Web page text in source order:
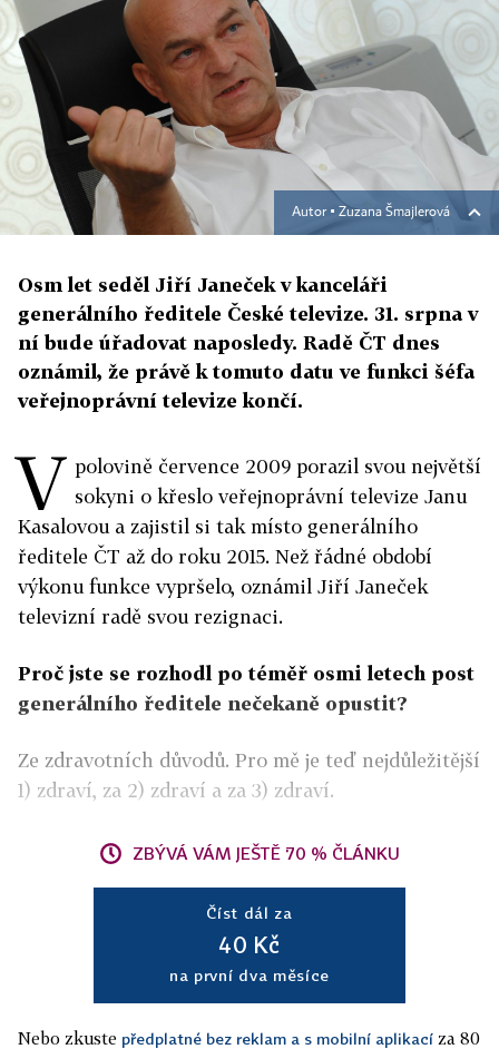
Autor ▪ Zuzana Šmajlerová
Osm let seděl Jiří Janeček v kanceláři
generálního ředitele České televize. 31. srpna v
ní bude úřadovat naposledy. Radě ČT dnes
oznámil, že právě k tomuto datu ve funkci šéfa
veřejnoprávní televize končí.
V polovině července 2009 porazil svou největší
sokyni o křeslo veřejnoprávní televize Janu
Kasalovou a zajistil si tak místo generálního
ředitele ČT až do roku 2015. Než řádné období
výkonu funkce vypršelo, oznámil Jiří Janeček
televizní radě svou rezignaci.
Proč jste se rozhodl po téměř osmi letech post
generálního ředitele nečekaně opustit?
Ze zdravotních důvodů. Pro mě je teď nejdůležitější
1) zdraví, za 2) zdraví a za 3) zdraví.
ZBÝVÁ VÁM JEŠTĚ 70 % ČLÁNKU
Číst dál za
40 Kč
na první dva měsíce
Nebo zkuste předplatné bez reklam a s mobilní aplikací za 80